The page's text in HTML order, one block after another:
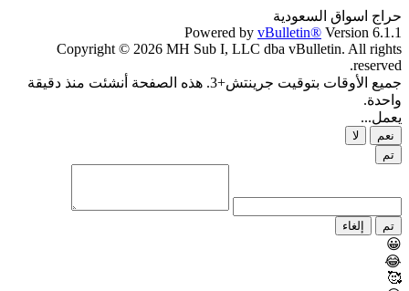
حراج اسواق السعودية
Powered by vBulletin® Version 6.1.1
Copyright © 2026 MH Sub I, LLC dba vBulletin. All rights
reserved.
جميع الأوقات بتوقيت جرينتش+3. هذه الصفحة أنشئت منذ دقيقة
واحدة.
يعمل...
نعم
لا
تم
تم إلغاء
😀
😂
🥰